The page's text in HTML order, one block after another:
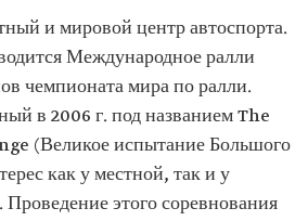
и мировой центр автоспорта.
Международное ралли
чемпионата мира по ралли.
в 2006 г. под названием The
(Великое испытание Большого
как у местной, так и у
этого соревнования